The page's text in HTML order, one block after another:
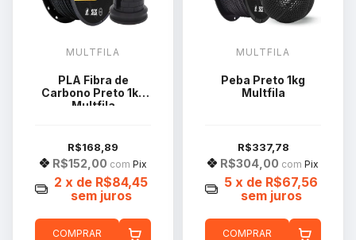
MULTFILA
PLA Fibra de
Carbono Preto 1kg
Multfila
R$168,89
R$152,00 com Pix
2 x de R$84,45
sem juros
COMPRAR
MULTFILA
Peba Preto 1kg
Multfila
R$337,78
R$304,00 com Pix
5 x de R$67,56
sem juros
COMPRAR